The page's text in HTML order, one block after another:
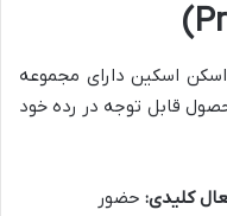
اسکین دارای مجموعه
قابل توجه در رده خود
کلیدی: حضور